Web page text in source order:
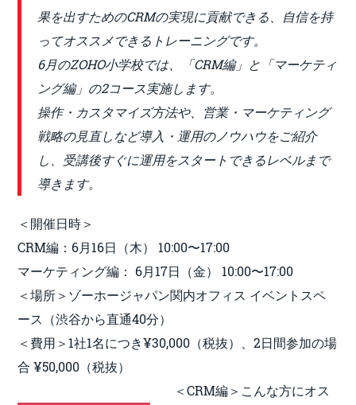
果を出すためのCRMの実現に貢献できる、自信を持
ってオススメできるトレーニングです。
6月のZOHO小学校では、「CRM編」と「マーケティ
ング編」の2コース実施します。
操作・カスタマイズ方法や、営業・マーケティング
戦略の見直しなど導入・運用のノウハウをご紹介
し、受講後すぐに運用をスタートできるレベルまで
導きます。
＜開催日時＞
CRM編：6月16日（木） 10:00〜17:00
マーケティング編： 6月17日（金） 10:00〜17:00
＜場所＞ゾーホージャパン関内オフィス イベントスペ
ース（渋谷から直通40分）
＜費用＞1社1名につき¥30,000（税抜）、2日間参加の場
合 ¥50,000（税抜）
＜CRM編＞こんな方にオス